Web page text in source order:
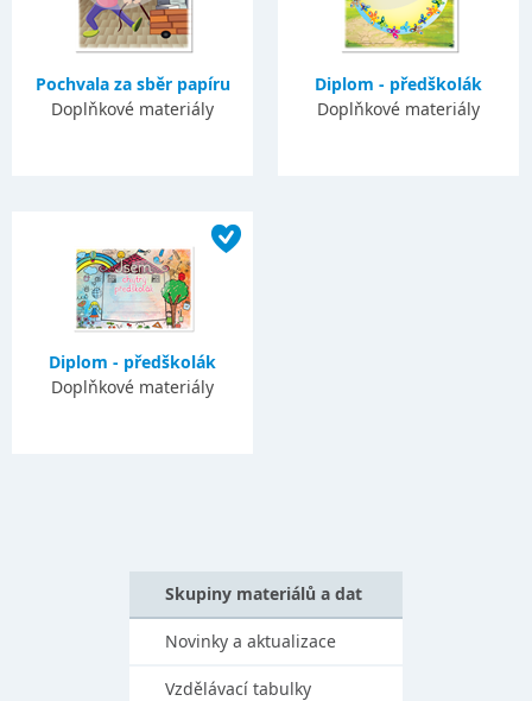
Pochvala za sběr papíru
Doplňkové materiály
Diplom - předškolák
Doplňkové materiály
Diplom - předškolák
Doplňkové materiály
Skupiny materiálů a dat
Novinky a aktualizace
Vzdělávací tabulky